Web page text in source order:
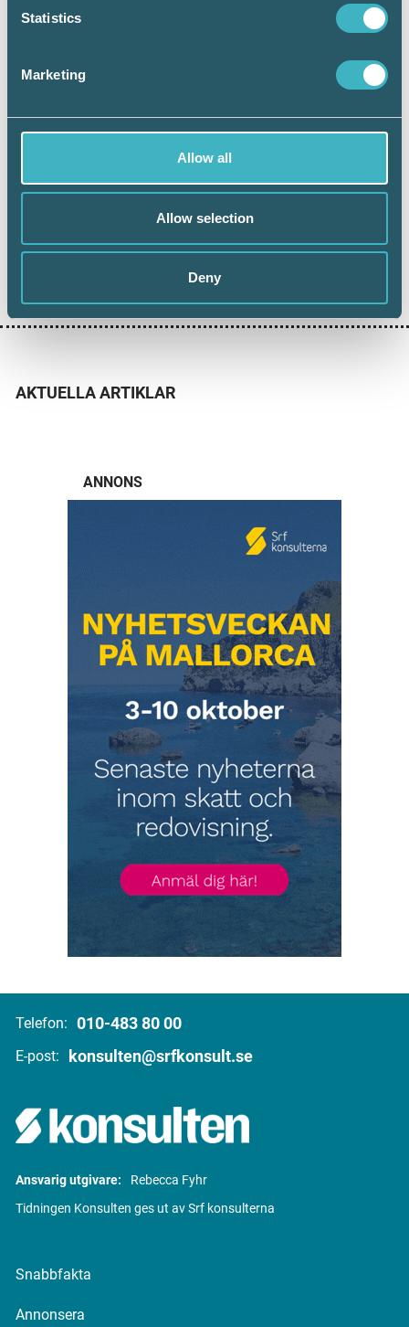
Statistics
Marketing
Allow all
Allow selection
Deny
gemensamma insatser från
näringspolitiken, säger Annika Sundén,
Källa: Arbetsförmedlingen
AKTUELLA ARTIKLAR
ANNONS
Telefon: 010-483 80 00
E-post: konsulten@srfkonsult.se
Ansvarig utgivare:
Rebecca Fyhr
Tidningen Konsulten ges ut av Srf konsulterna
Snabbfakta
Annonsera